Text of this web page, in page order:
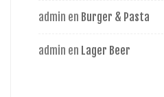
admin en Burger & Pasta
admin en Lager Beer